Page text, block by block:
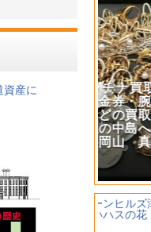
資産に
第48回
閉会に
津山納